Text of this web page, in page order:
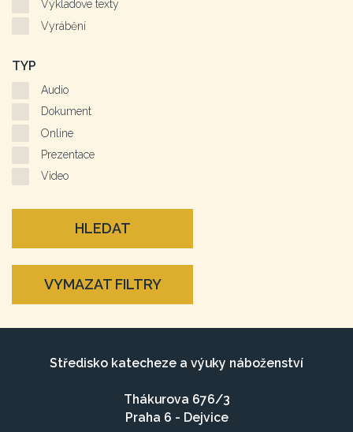
Výkladové texty
Vyrábění
TYP
Audio
Dokument
Online
Prezentace
Video
HLEDAT
VYMAZAT FILTRY
Středisko katecheze a výuky náboženství
Thákurova 676/3
Praha 6 - Dejvice